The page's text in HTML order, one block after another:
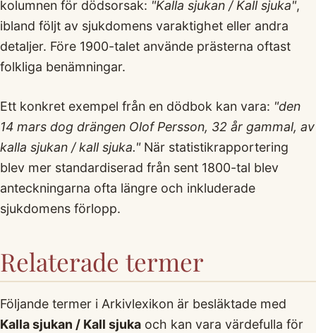
kolumnen för dödsorsak: "Kalla sjukan / Kall sjuka",
ibland följt av sjukdomens varaktighet eller andra
detaljer. Före 1900-talet använde prästerna oftast
folkliga benämningar.
Ett konkret exempel från en dödbok kan vara: "den
14 mars dog drängen Olof Persson, 32 år gammal, av
kalla sjukan / kall sjuka."När statistikrapportering
blev mer standardiserad från sent 1800-tal blev
anteckningarna ofta längre och inkluderade
sjukdomens förlopp.
Relaterade termer
Följande termer i Arkivlexikon är besläktade med
Kalla sjukan / Kall sjuka och kan vara värdefulla för